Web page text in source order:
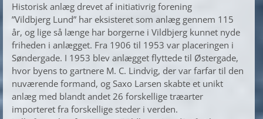
Historisk anlæg drevet af initiativrig forening
”Vildbjerg Lund” har eksisteret som anlæg gennem 115
år, og lige så længe har borgerne i Vildbjerg kunnet nyde
friheden i anlægget. Fra 1906 til 1953 var placeringen i
Søndergade. I 1953 blev anlægget flyttede til Østergade,
hvor byens to gartnere M. C. Lindvig, der var farfar til den
nuværende formand, og Saxo Larsen skabte et unikt
anlæg med blandt andet 26 forskellige træarter
importeret fra forskellige steder i verden.